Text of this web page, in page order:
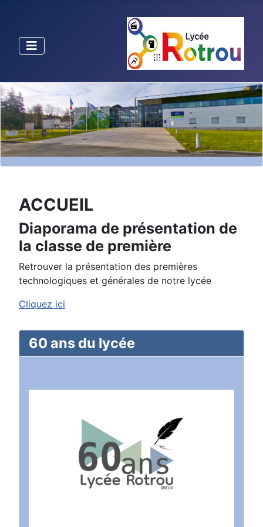
ACCUEIL
Diaporama de présentation de
la classe de première
Retrouver la présentation des premières
technologiques et générales de notre lycée
Cliquez ici
60 ans du lycée